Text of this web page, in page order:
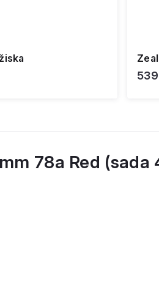
78a Red (sada